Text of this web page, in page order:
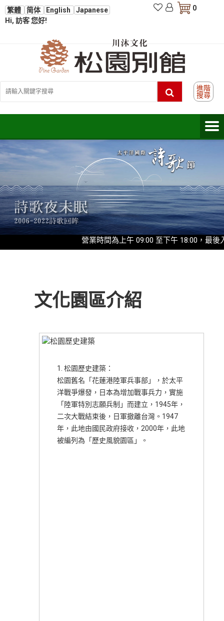
繁體 简体 English
Japanese
Hi, 訪客 您好!
0
進階
搜尋
營業時間為上午 09:00 至下午 18:00，最後
文化園區介紹
1. 松園歷史建築：
松園舊名「花蓮港陸軍兵事部」，於太平
洋戰爭爆發，日本為增加戰事兵力，實施
「陸軍特別志願兵制」而建立，1945年，
二次大戰結束後，日軍撤離台灣。1947
年，此地由國民政府接收，2000年，此地
被編列為「歷史風貌園區」。